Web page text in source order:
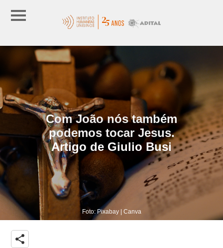
Com João nós também
podemos tocar Jesus.
Artigo de Giulio Busi
Foto: Pixabay | Canva
share